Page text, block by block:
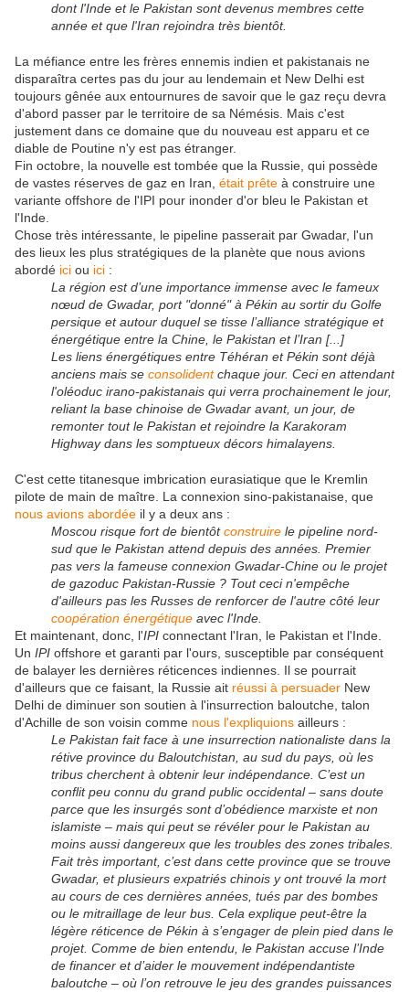
dont l'Inde et le Pakistan sont devenus membres cette
année et que l'Iran rejoindra très bientôt.
La méfiance entre les frères ennemis indien et pakistanais ne
disparaîtra certes pas du jour au lendemain et New Delhi est
toujours gênée aux entournures de savoir que le gaz reçu devra
d'abord passer par le territoire de sa Némésis. Mais c'est
justement dans ce domaine que du nouveau est apparu et ce
diable de Poutine n'y est pas étranger.
Fin octobre, la nouvelle est tombée que la Russie, qui possède
de vastes réserves de gaz en Iran, était prête à construire une
variante offshore de l'IPI pour inonder d'or bleu le Pakistan et
l'Inde.
Chose très intéressante, le pipeline passerait par Gwadar, l'un
des lieux les plus stratégiques de la planète que nous avions
abordé ici ou ici :
La région est d’une importance immense avec le fameux
nœud de Gwadar, port "donné" à Pékin au sortir du Golfe
persique et autour duquel se tisse l’alliance stratégique et
énergétique entre la Chine, le Pakistan et l’Iran [...]
Les liens énergétiques entre Téhéran et Pékin sont déjà
anciens mais se consolidentchaque jour. Ceci en attendant
l'oléoduc irano-pakistanais qui verra prochainement le jour,
reliant la base chinoise de Gwadar avant, un jour, de
remonter tout le Pakistan et rejoindre la Karakoram
Highway dans les somptueux décors himalayens.
C'est cette titanesque imbrication eurasiatique que le Kremlin
pilote de main de maître. La connexion sino-pakistanaise, que
nous avions abordée il y a deux ans :
Moscou risque fort de bientôtconstruire le pipeline nord-
sud que le Pakistan attend depuis des années. Premier
pas vers la fameuse connexion Gwadar-Chine ou le projet
de gazoduc Pakistan-Russie ? Tout ceci n'empêche
d'ailleurs pas les Russes de renforcer de l'autre côté leur
coopération énergétique avec l'Inde.
Et maintenant, donc, l'IPI connectant l'Iran, le Pakistan et l'Inde.
Un IPI offshore et garanti par l'ours, susceptible par conséquent
de balayer les dernières réticences indiennes. Il se pourrait
d'ailleurs que ce faisant, la Russie ait réussi à persuader New
Delhi de diminuer son soutien à l'insurrection baloutche, talon
d'Achille de son voisin comme nous l'expliquions ailleurs :
Le Pakistan fait face à une insurrection nationaliste dans la
rétive province du Baloutchistan, au sud du pays, où les
tribus cherchent à obtenir leur indépendance. C’est un
conflit peu connu du grand public occidental – sans doute
parce que les insurgés sont d’obédience marxiste et non
islamiste – mais qui peut se révéler pour le Pakistan au
moins aussi dangereux que les troubles des zones tribales.
Fait très important, c’est dans cette province que se trouve
Gwadar, et plusieurs expatriés chinois y ont trouvé la mort
au cours de ces dernières années, tués par des bombes
ou le mitraillage de leur bus. Cela explique peut-être la
légère réticence de Pékin à s’engager de plein pied dans le
projet. Comme de bien entendu, le Pakistan accuse l’Inde
de financer et d’aider le mouvement indépendantiste
baloutche – où l’on retrouve le jeu des grandes puissances